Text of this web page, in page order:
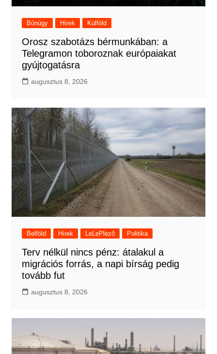
Bűnügy Hírek Külföld
Orosz szabotázs bérmunkában: a
Telegramon toboroznak európaiakat
gyújtogatásra
augusztus 8, 2026
Belföld Hírek LeLePlező Politika
Terv nélkül nincs pénz: átalakul a
migrációs forrás, a napi bírság pedig
tovább fut
augusztus 8, 2026